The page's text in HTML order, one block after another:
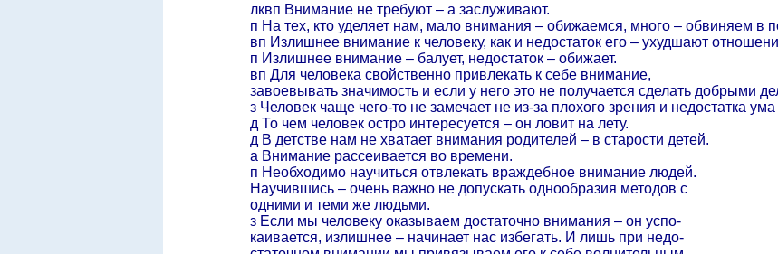
лквп Внимание не требуют – а заслуживают.
п На тех, кто уделяет нам, мало внимания – обижаемся, много – обвиняем в
вп Излишнее внимание к человеку, как и недостаток его – ухудшают
п Излишнее внимание – балует, недостаток – обижает.
вп Для человека свойственно привлекать к себе внимание,
завоевывать значимость и если у него это не получается сделать добрыми
з Человек чаще чего-то не замечает не из-за плохого зрения и недостатка
д То чем человек остро интересуется – он ловит на лету.
д В детстве нам не хватает внимания родителей – в старости детей.
а Внимание рассеивается во времени.
п Необходимо научиться отвлекать враждебное внимание людей.
Научившись – очень важно не допускать однообразия методов с
одними и теми же людьми.
з Если мы человеку оказываем достаточно внимания – он успо-
каивается, излишнее – начинает нас избегать. И лишь при недо-